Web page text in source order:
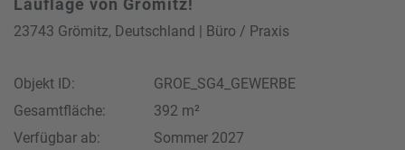
Lauflage von Grömitz!
23743 Grömitz, Deutschland | Büro / Praxis
Objekt ID:
GROE_SG4_GEWERBE
Gesamtfläche:
392 m²
Verfügbar ab:
Sommer 2027